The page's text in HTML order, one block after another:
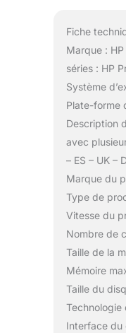
Fiche
Marque : HP
séries : HP
Système
Plate-forme
Description
avec
– ES – UK –
Marque du
Type de
Vitesse du
Nombre de
Taille de la
Mémoire
Taille du
Technologie
Interface du